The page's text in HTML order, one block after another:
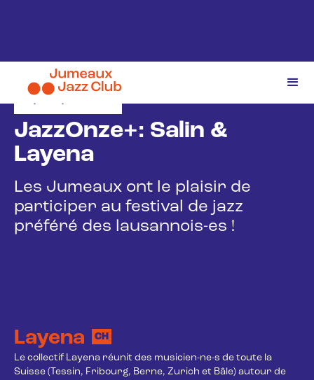
1/11/2025
JazzOnze+: Salin &
Layena
Les Jumeaux ont le plaisir de
participer au festival de jazz
préféré des lausannois-es !
Layena
CH
Le collectif Layena réunit des musicien-ne-s de toute la
Suisse (Tessin, Fribourg, Berne, Zurich et Bâle) autour de